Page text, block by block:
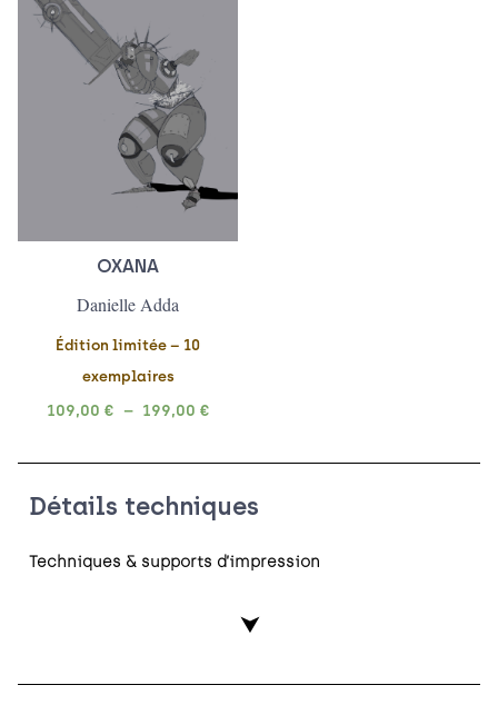
OXANA
Danielle Adda
Édition limitée – 10
exemplaires
109,00 € – 199,00 €
Détails techniques
Techniques & supports d’impression
⮟